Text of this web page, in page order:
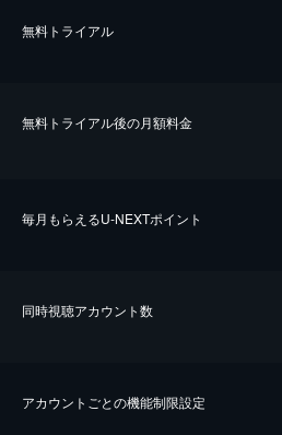
無料トライアル
無料トライアル後の⽉額料金
毎⽉もらえるU-NEXTポイント
同時視聴アカウント数
アカウントごとの機能制限設定